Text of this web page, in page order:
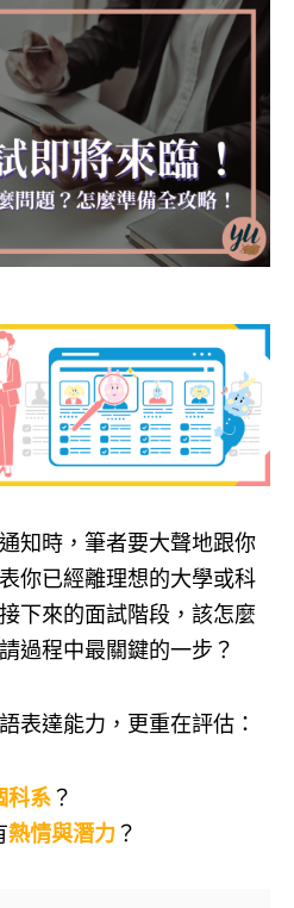
知時，筆者要大聲地跟你
你已經離理想的大學或科
下來的面試階段，該怎麼
過程中最關鍵的一步？
表達能力，更重在評估：
科系？
熱情與潛力？